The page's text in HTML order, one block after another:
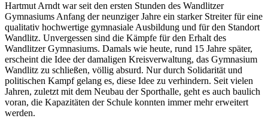
Hartmut Arndt war seit den ersten Stunden des Wandlitzer
Gymnasiums Anfang der neunziger Jahre ein starker Streiter für eine
qualitativ hochwertige gymnasiale Ausbildung und für den Standort
Wandlitz. Unvergessen sind die Kämpfe für den Erhalt des
Wandlitzer Gymnasiums. Damals wie heute, rund 15 Jahre später,
erscheint die Idee der damaligen Kreisverwaltung, das Gymnasium
Wandlitz zu schließen, völlig absurd. Nur durch Solidarität und
politischen Kampf gelang es, diese Idee zu verhindern. Seit vielen
Jahren, zuletzt mit dem Neubau der Sporthalle, geht es auch baulich
voran, die Kapazitäten der Schule konnten immer mehr erweitert
werden.